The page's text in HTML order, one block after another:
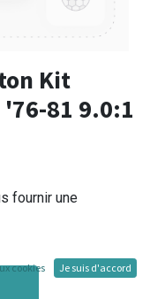
Kit
'76-81 9.0:1
fournir une
cookies Je suis d'accord